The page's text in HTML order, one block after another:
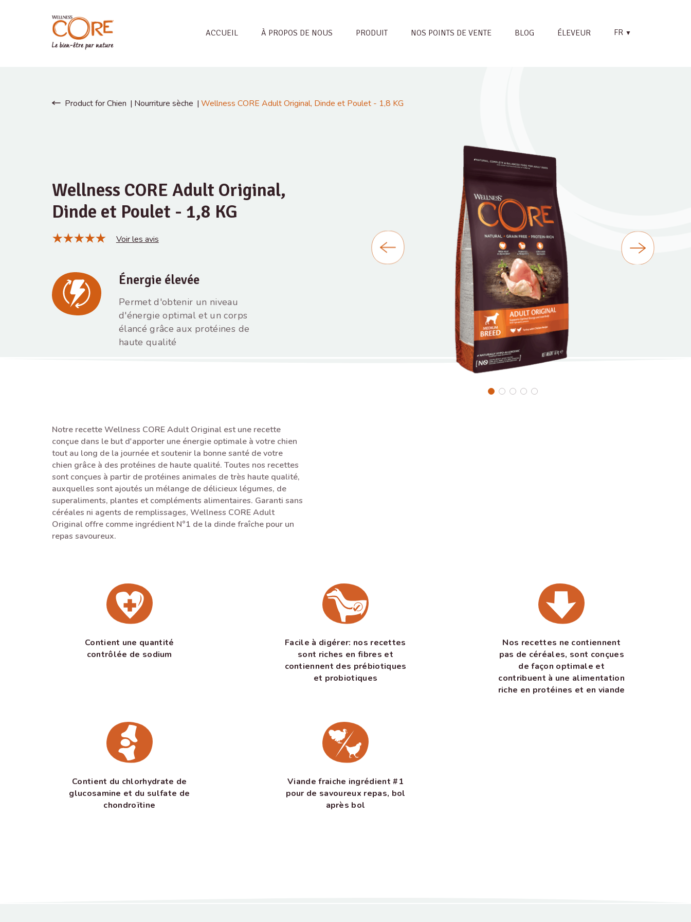
ACCUEIL À PROPOS DE NOUS PRODUIT NOS POINTS DE VENTE BLOG ÉLEVEUR FR ▼
Product for Chien Nourriture sèche Wellness CORE Adult Original, Dinde et Poulet - 1,8 KG
Wellness CORE Adult Original,
Dinde et Poulet - 1,8 KG
Voir les avis
Énergie élevée
Permet d'obtenir un niveau
d'énergie optimal et un corps
élancé grâce aux protéines de
haute qualité
Notre recette Wellness CORE Adult Original est une recette
conçue dans le but d'apporter une énergie optimale à votre chien
tout au long de la journée et soutenir la bonne santé de votre
chien grâce à des protéines de haute qualité. Toutes nos recettes
sont conçues à partir de protéines animales de très haute qualité,
auxquelles sont ajoutés un mélange de délicieux légumes, de
superaliments, plantes et compléments alimentaires. Garanti sans
céréales ni agents de remplissages, Wellness CORE Adult
Original offre comme ingrédient N°1 de la dinde fraîche pour un
repas savoureux.
Contient une quantité
contrôlée de sodium
Facile à digérer: nos recettes
sont riches en fibres et
contiennent des prébiotiques
et probiotiques
Nos recettes ne contiennent
pas de céréales, sont conçues
de façon optimale et
contribuent à une alimentation
riche en protéines et en viande
Contient du chlorhydrate de
glucosamine et du sulfate de
chondroïtine
Viande fraiche ingrédient #1
pour de savoureux repas, bol
après bol